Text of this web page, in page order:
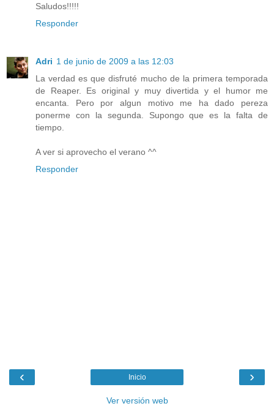
Saludos!!!!!
Responder
Adri 1 de junio de 2009 a las 12:03
La verdad es que disfruté mucho de la primera temporada
de Reaper. Es original y muy divertida y el humor me
encanta. Pero por algun motivo me ha dado pereza
ponerme con la segunda. Supongo que es la falta de
tiempo.
A ver si aprovecho el verano ^^
Responder
‹ ›
Inicio
Ver versión web